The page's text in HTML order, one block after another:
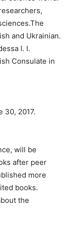
and Ukrainian.
I. I.
Consulate in
30, 2017.
will be
after peer
more
books.
the